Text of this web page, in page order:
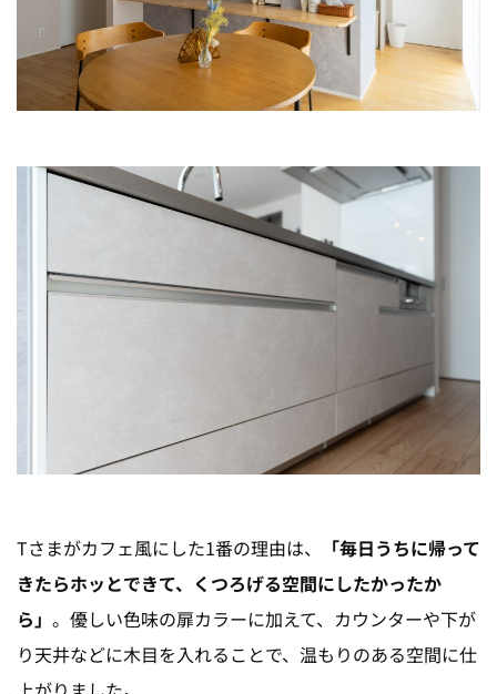
Tさまがカフェ風にした1番の理由は、
「毎日うちに帰って
きたらホッとできて、くつろげる空間にしたかったか
ら」 。優しい色味の扉カラーに加えて、カウンターや下が
り天井などに木目を入れることで、温もりのある空間に仕